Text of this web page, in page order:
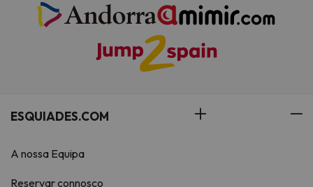
ESQUIADES.COM
A nossa Equipa
Reservar connosco